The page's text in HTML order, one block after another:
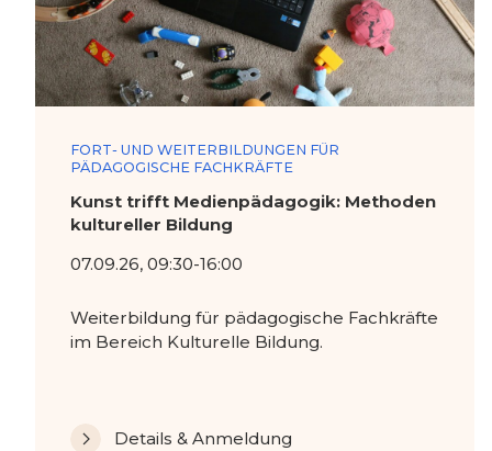
FORT- UND WEITERBILDUNGEN FÜR
PÄDAGOGISCHE FACHKRÄFTE
Kunst trifft Medienpädagogik: Methoden
kultureller Bildung
07.09.26, 09:30-16:00
Weiterbildung für pädagogische Fachkräfte
im Bereich Kulturelle Bildung.
Details & Anmeldung